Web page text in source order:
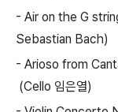
- Air on the G
Sebastian Bach)
- Arioso from
(Cello 임은열)